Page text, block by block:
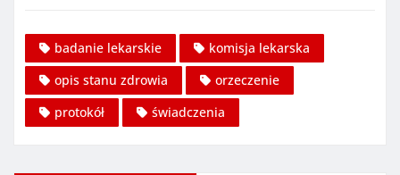
badanie lekarskie
komisja lekarska
opis stanu zdrowia
orzeczenie
protokół
świadczenia